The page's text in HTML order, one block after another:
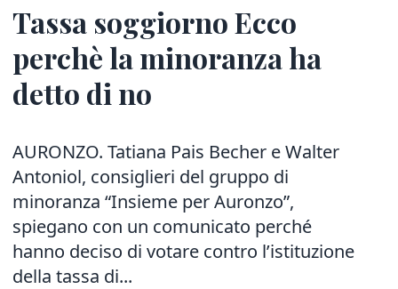
Tassa soggiorno Ecco
perchè la minoranza ha
detto di no
AURONZO. Tatiana Pais Becher e Walter
Antoniol, consiglieri del gruppo di
minoranza “Insieme per Auronzo”,
spiegano con un comunicato perché
hanno deciso di votare contro l’istituzione
della tassa di...